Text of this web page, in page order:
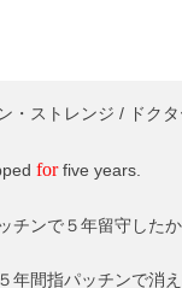
・ストレンジ / ドク
forfive years.
チンで５年留守した
間指パッチンで消